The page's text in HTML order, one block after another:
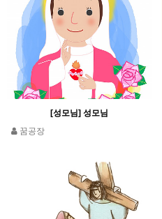
[성모님] 성모님
꿈공장